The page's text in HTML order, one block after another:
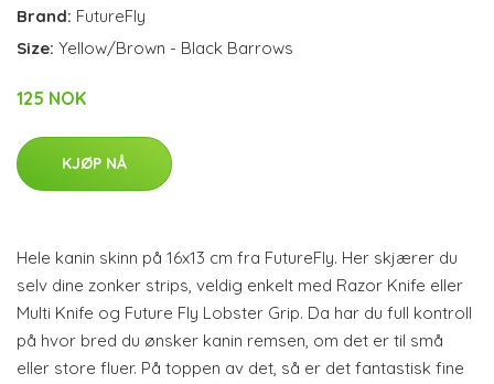
Brand: FutureFly
Size: Yellow/Brown - Black Barrows
125 NOK
KJØP NÅ
Hele kanin skinn på 16x13 cm fra FutureFly. Her skjærer du
selv dine zonker strips, veldig enkelt med Razor Knife eller
Multi Knife og Future Fly Lobster Grip. Da har du full kontroll
på hvor bred du ønsker kanin remsen, om det er til små
eller store fluer. På toppen av det, så er det fantastisk fine